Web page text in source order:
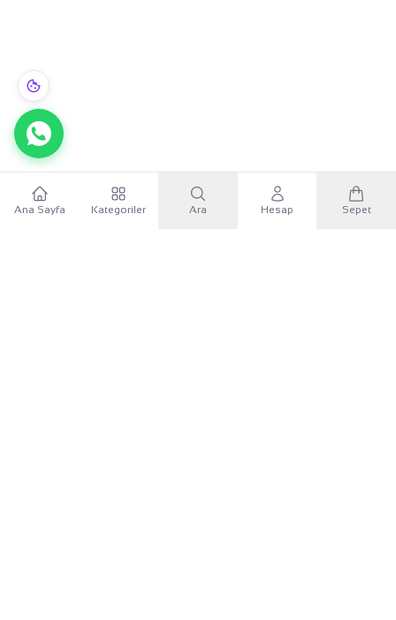
WhatsApp
Ana Sayfa Kategoriler Ara Hesap Sepet